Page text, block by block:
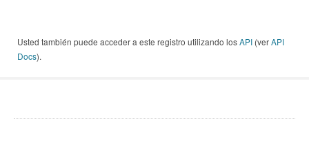
Usted también puede acceder a este registro utilizando losAPI (verAPI
Docs).